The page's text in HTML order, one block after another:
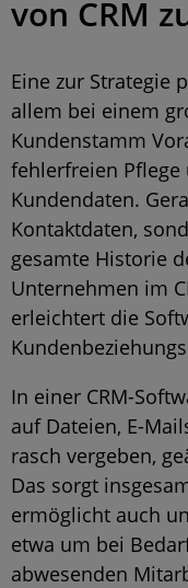
von CRM
Eine zur Strategie
allem bei einem
Kundenstamm
fehlerfreien
Kundendaten.
Kontaktdaten,
gesamte Historie
Unternehmen im
erleichtert die
In einer CRM-
auf Dateien, E-
rasch vergeben,
Das sorgt
ermöglicht auch
etwa um bei
abwesenden